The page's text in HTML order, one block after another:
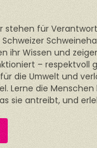
stehen für
ihr Wissen und
– respektvoll
die Umwelt und
Lerne die
sie antreibt, und